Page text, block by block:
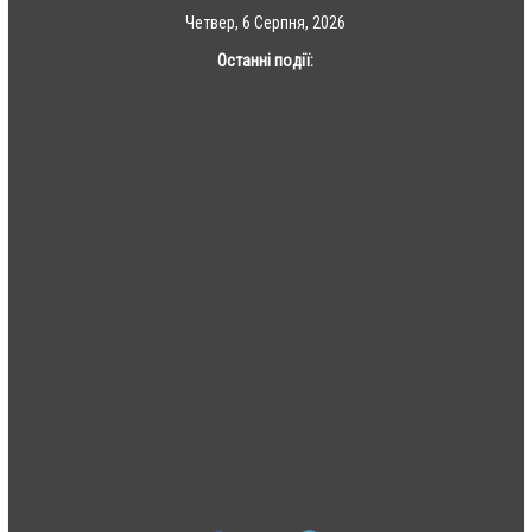
Четвер, 6 Серпня, 2026
Останні події: